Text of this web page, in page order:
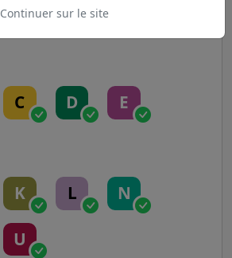
C D E
K L N
U
Continuer sur le site